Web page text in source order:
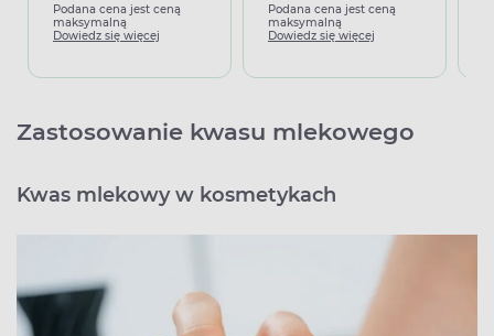
Podana cena jest ceną
maksymalną
Dowiedz się więcej
Podana cena jest ceną
maksymalną
Dowiedz się więcej
Zastosowanie kwasu mlekowego
Kwas mlekowy w kosmetykach